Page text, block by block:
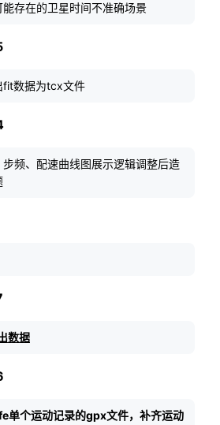
存在的卫星时间不准确场景
数据为tcx文件
频、配速曲线图展示逻辑调整后造
数据
单个运动记录的gpx文件，补齐运动